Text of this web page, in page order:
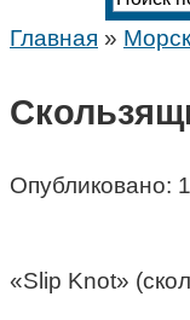
Главная »
Опубликовано:
«Slip Knot»